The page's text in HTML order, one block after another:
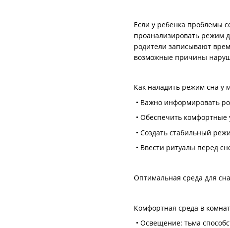
Если у ребенка проблемы
проанализировать режим
родители записывают
возможные причины
Как наладить режим сна у
• Важно информировать
• Обеспечить
• Создать стабильный
• Ввести ритуалы перед
Оптимальная среда для сна
Комфортная среда в
• Освещение: тьма